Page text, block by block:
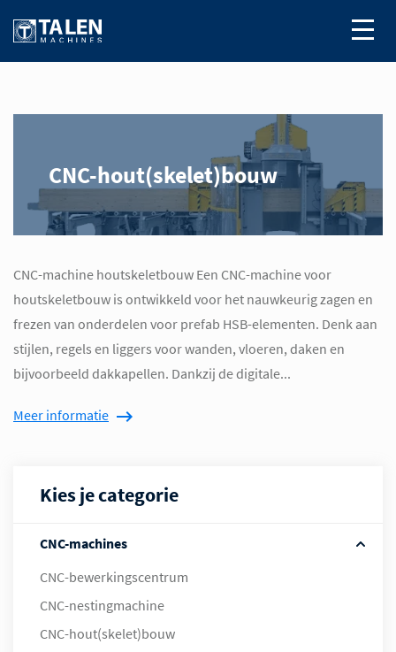
CNC-hout(skelet)bouw
CNC-machine houtskeletbouw Een CNC-machine voor
houtskeletbouw is ontwikkeld voor het nauwkeurig zagen en
frezen van onderdelen voor prefab HSB-elementen. Denk aan
stijlen, regels en liggers voor wanden, vloeren, daken en
bijvoorbeeld dakkapellen. Dankzij de digitale...
Meer informatie
Kies je categorie
CNC-machines
CNC-bewerkingscentrum
CNC-nestingmachine
CNC-hout(skelet)bouw